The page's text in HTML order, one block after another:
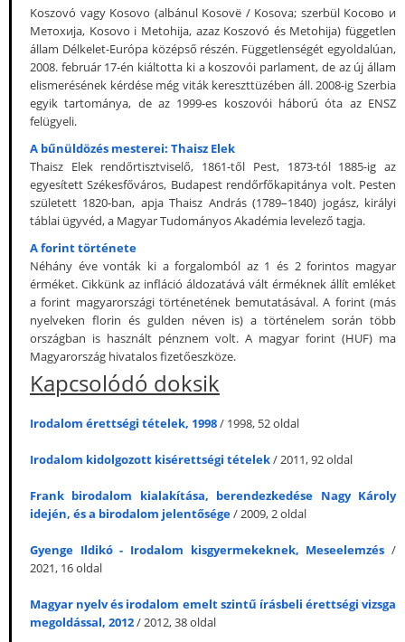
Koszovó vagy Kosovo (albánul Kosovë / Kosova; szerbül Косово и
Метохија, Kosovo i Metohija, azaz Koszovó és Metohija) független
állam Délkelet-Európa középső részén. Függetlenségét egyoldalúan,
2008. február 17-én kiáltotta ki a koszovói parlament, de az új állam
elismerésének kérdése még viták kereszttüzében áll. 2008-ig Szerbia
egyik tartománya, de az 1999-es koszovói háború óta az ENSZ
felügyeli.
A bűnüldözés mesterei: Thaisz Elek
Thaisz Elek rendőrtisztviselő, 1861-től Pest, 1873-tól 1885-ig az
egyesített Székesfőváros, Budapest rendőrfőkapitánya volt. Pesten
született 1820-ban, apja Thaisz András (1789–1840) jogász, királyi
táblai ügyvéd, a Magyar Tudományos Akadémia levelező tagja.
A forint története
Néhány éve vonták ki a forgalomból az 1 és 2 forintos magyar
érméket. Cikkünk az infláció áldozatává vált érméknek állít emléket
a forint magyarországi történetének bemutatásával. A forint (más
nyelveken florin és gulden néven is) a történelem során több
országban is használt pénznem volt. A magyar forint (HUF) ma
Magyarország hivatalos fizetőeszköze.
Kapcsolódó doksik
Irodalom érettségi tételek, 1998/ 1998, 52 oldal
Irodalom kidolgozott kisérettségi tételek/ 2011, 92 oldal
Frank birodalom kialakítása, berendezkedése Nagy Károly
idején, és a birodalom jelentősége/ 2009, 2 oldal
Gyenge Ildikó - Irodalom kisgyermekeknek, Meseelemzés /
2021, 16 oldal
Magyar nyelv és irodalom emelt szintű írásbeli érettségi vizsga
megoldással, 2012/ 2012, 38 oldal